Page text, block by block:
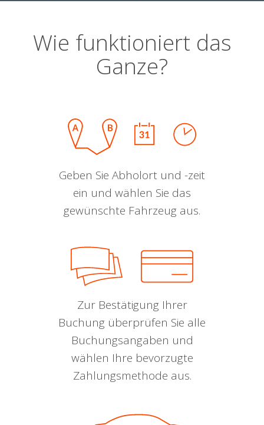
Wie funktioniert das
Ganze?
Geben Sie Abholort und -zeit
ein und wählen Sie das
gewünschte Fahrzeug aus.
Zur Bestätigung Ihrer
Buchung überprüfen Sie alle
Buchungsangaben und
wählen Ihre bevorzugte
Zahlungsmethode aus.